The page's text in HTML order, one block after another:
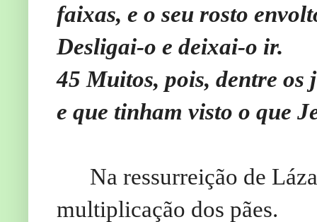
faixas, e o seu rosto
Desligai-o e deixai-o ir.
45 Muitos, pois, dentre
e que tinham visto o que
Na ressurreição de
multiplicação dos pães.